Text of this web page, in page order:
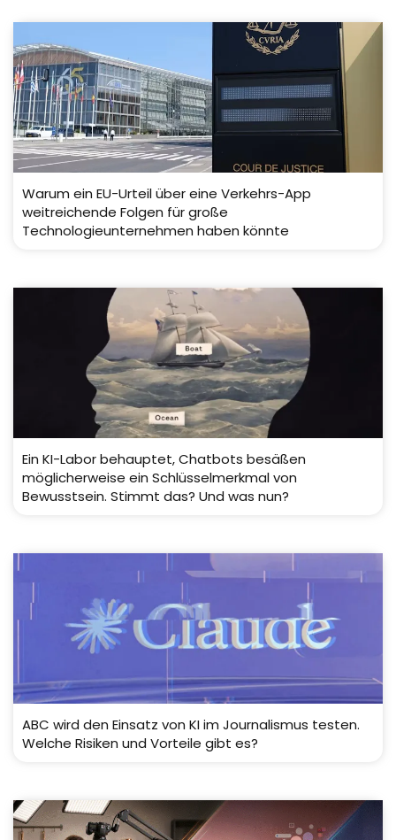
Warum ein EU-Urteil über eine Verkehrs-App
weitreichende Folgen für große
Technologieunternehmen haben könnte
Ein KI-Labor behauptet, Chatbots besäßen
möglicherweise ein Schlüsselmerkmal von
Bewusstsein. Stimmt das? Und was nun?
ABC wird den Einsatz von KI im Journalismus testen.
Welche Risiken und Vorteile gibt es?